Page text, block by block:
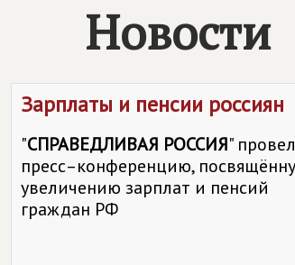
Новости
Зарплаты и пенсии россиян
"СПРАВЕДЛИВАЯ РОССИЯ"
пресс–конференцию,
увеличению зарплат и пенсий
граждан РФ